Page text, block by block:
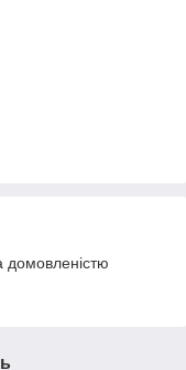
домовленістю